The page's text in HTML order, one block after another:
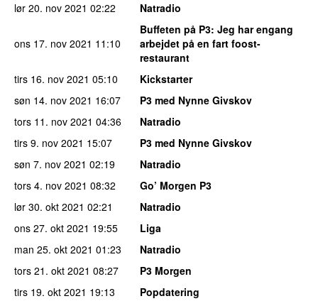
lør 20. nov 2021 02:22 Natradio
ons 17. nov 2021 11:10
Buffeten på P3: Jeg har engang
arbejdet på en fart foost-
restaurant
tirs 16. nov 2021 05:10
Kickstarter
søn 14. nov 2021 16:07
P3 med Nynne Givskov
tors 11. nov 2021 04:36
Natradio
tirs 9. nov 2021 15:07
P3 med Nynne Givskov
søn 7. nov 2021 02:19
Natradio
tors 4. nov 2021 08:32
Go’ Morgen P3
lør 30. okt 2021 02:21
Natradio
ons 27. okt 2021 19:55
Liga
man 25. okt 2021 01:23
Natradio
tors 21. okt 2021 08:27
P3 Morgen
tirs 19. okt 2021 19:13 Popdatering